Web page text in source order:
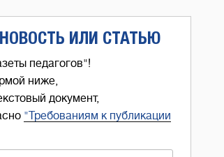
ИЛИ СТАТЬЮ
педагогов"!
ниже,
документ,
"Требованиям к публикации